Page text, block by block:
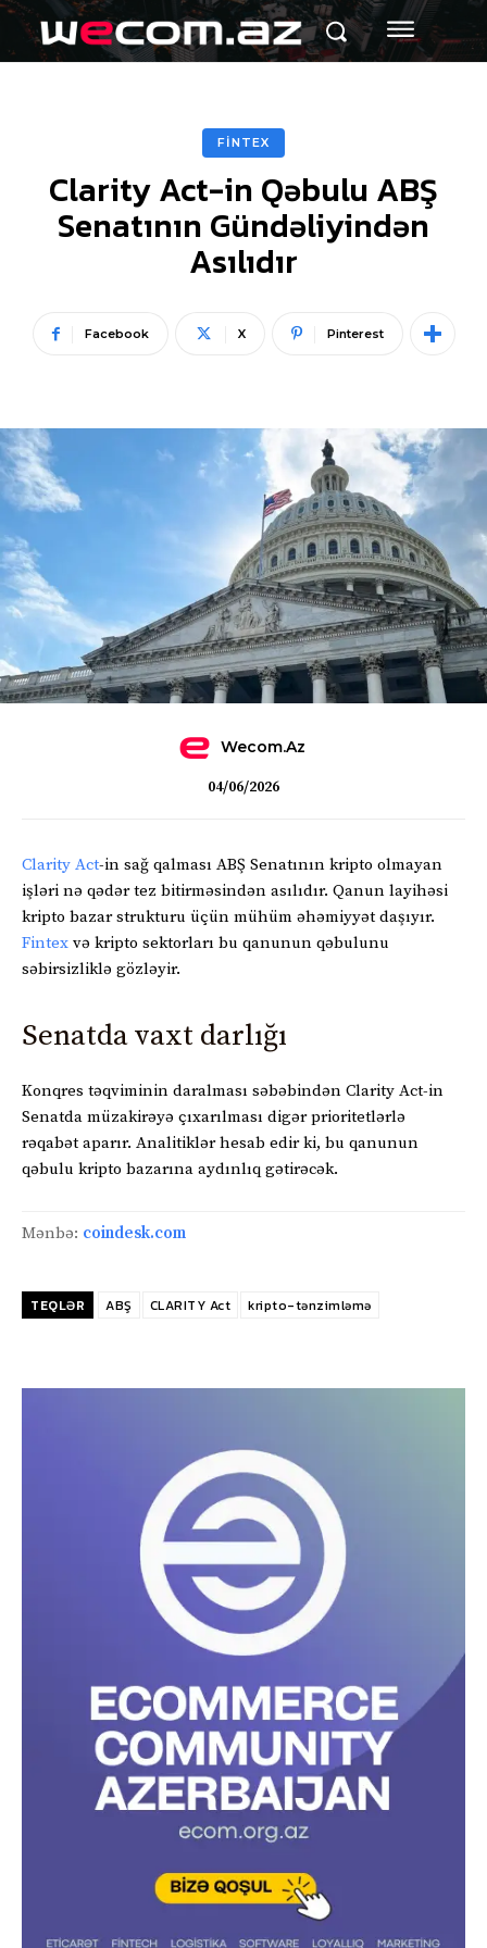
FİNTEX
Clarity Act-in Qəbulu ABŞ
Senatının Gündəliyindən
Asılıdır
Facebook X Pinterest
Wecom.az
04/06/2026
Clarity Act-in sağ qalması ABŞ Senatının kripto olmayan
işləri nə qədər tez bitirməsindən asılıdır. Qanun layihəsi
kripto bazar strukturu üçün mühüm əhəmiyyət daşıyır.
Fintex və kripto sektorları bu qanunun qəbulunu
səbirsizliklə gözləyir.
Senatda vaxt darlığı
Konqres təqviminin daralması səbəbindən Clarity Act-in
Senatda müzakirəyə çıxarılması digər prioritetlərlə
rəqabət aparır. Analitiklər hesab edir ki, bu qanunun
qəbulu kripto bazarına aydınlıq gətirəcək.
Mənbə: coindesk.com
TEQLƏR ABŞ CLARITY Act kripto-tənzimləmə